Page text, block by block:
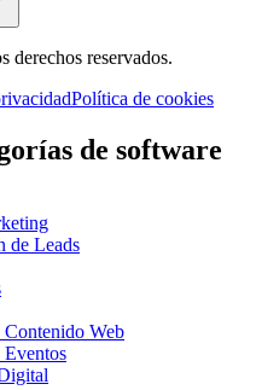
derechos reservados.
Política de cookies
de software
de Leads
Contenido Web
Eventos